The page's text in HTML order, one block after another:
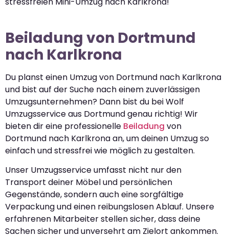
Beiladung von Dortmund
nach Karlkrona
Du planst einen Umzug von Dortmund nach Karlkrona
und bist auf der Suche nach einem zuverlässigen
Umzugsunternehmen? Dann bist du bei Wolf
Umzugsservice aus Dortmund genau richtig! Wir
bieten dir eine professionelle Beiladung von
Dortmund nach Karlkrona an, um deinen Umzug so
einfach und stressfrei wie möglich zu gestalten.
Unser Umzugsservice umfasst nicht nur den
Transport deiner Möbel und persönlichen
Gegenstände, sondern auch eine sorgfältige
Verpackung und einen reibungslosen Ablauf. Unsere
erfahrenen Mitarbeiter stellen sicher, dass deine
Sachen sicher und unversehrt am Zielort ankommen.